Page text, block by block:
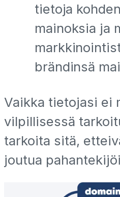
tietoja
mainoksia ja
brändinsä
Vaikka tietojasi ei
vilpillisessä
tarkoita sitä,
joutua